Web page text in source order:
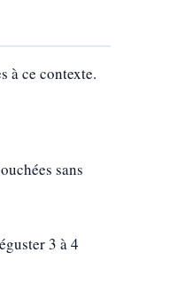
à ce contexte.
sans
3 à 4